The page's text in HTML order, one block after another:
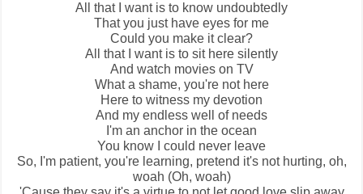
All that I want is to know undoubtedly
That you just have eyes for me
Could you make it clear?
All that I want is to sit here silently
And watch movies on TV
What a shame, you're not here
Here to witness my devotion
And my endless well of needs
I'm an anchor in the ocean
You know I could never leave
So, I'm patient, you're learning, pretend it's not hurting, oh,
woah (Oh, woah)